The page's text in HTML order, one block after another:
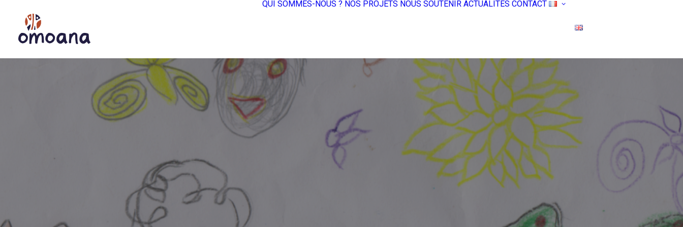
QUI SOMMES-NOUS ? NOS PROJETS NOUS SOUTENIR ACTUALITÉS CONTACT